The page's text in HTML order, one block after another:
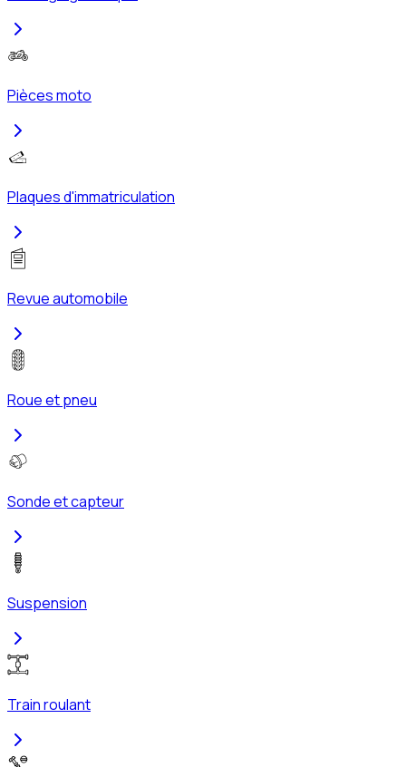
Pièces moto
Plaques d'immatriculation
Revue automobile
Roue et pneu
Sonde et capteur
Suspension
Train roulant